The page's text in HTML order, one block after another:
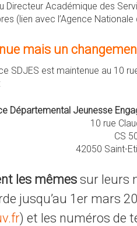
Directeur Académique des
(lien avec l’Agence
mais un
SDJES est maintenue au 10
Départemental Jeunesse
10 rue
CS
42050 Saint-
les mêmessur leurs
jusqu’au 1er mars
) et les numéros de